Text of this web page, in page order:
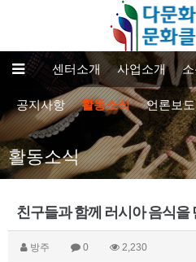
센터소개 사업소개
공지사항 활동소식 언론보도
활동소식
친구들과 함께 러시아 음식을
방주 0 2,230